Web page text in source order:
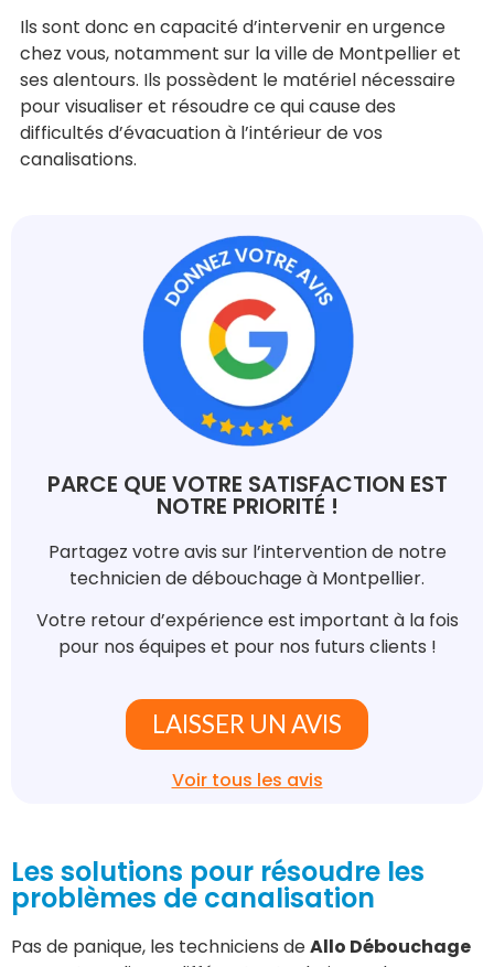
Ils sont donc en capacité d’intervenir en urgence
chez vous, notamment sur la ville de Montpellier et
ses alentours. Ils possèdent le matériel nécessaire
pour visualiser et résoudre ce qui cause des
difficultés d’évacuation à l’intérieur de vos
canalisations.
PARCE QUE VOTRE SATISFACTION EST
NOTRE PRIORITÉ !
Partagez votre avis sur l’intervention de notre
technicien de débouchage à Montpellier.
Votre retour d’expérience est important à la fois
pour nos équipes et pour nos futurs clients !
LAISSER UN AVIS
Voir tous les avis
Les solutions pour résoudre les
problèmes de canalisation
Pas de panique, les techniciens deAllo Débouchage